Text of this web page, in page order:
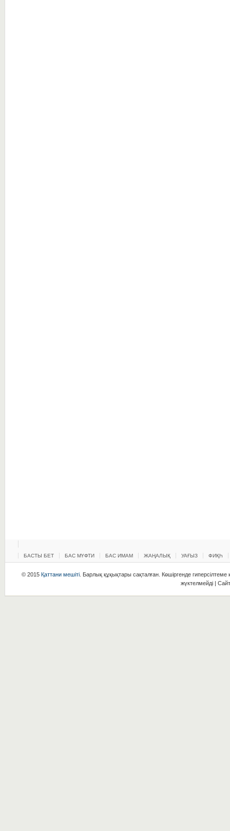
БАСТЫ БЕТ БАС МҮФТИ БАС ИМАМ ЖАҢАЛЫҚ УАҒЫЗ ФИҚҺ
© 2015 Қаттани мешіті. Барлық құқықтары сақталған. Көшіргенде гиперсілтеме
жүктелмейді |